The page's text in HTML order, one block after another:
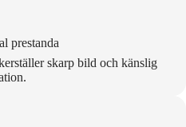
prestanda
skarp bild och känslig